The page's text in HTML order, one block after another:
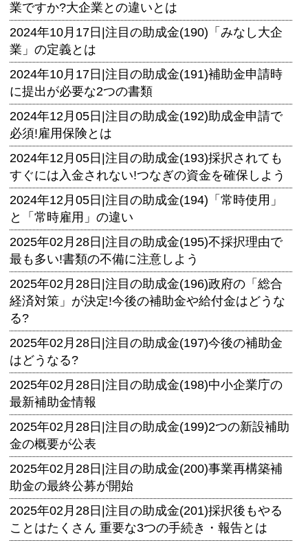
業ですか?大企業との違いとは
2024年10月17日| 注目の助成金(190)「みなし大企
業」の定義とは
2024年10月17日| 注目の助成金(191)補助金申請時
に提出が必要な2つの書類
2024年12月05日| 注目の助成金(192)助成金申請で
必須!雇用保険とは
2024年12月05日| 注目の助成金(193)採択されても
すぐには入金されない!つなぎの資金を確保しよう
2024年12月05日| 注目の助成金(194)「常時使用」
と「常時雇用」の違い
2025年02月28日| 注目の助成金(195)不採択理由で
最も多い!書類の不備に注意しよう
2025年02月28日| 注目の助成金(196)政府の「総合
経済対策」が決定!今後の補助金や給付金はどうな
る?
2025年02月28日| 注目の助成金(197)今後の補助金
はどうなる?
2025年02月28日| 注目の助成金(198)中小企業庁の
最新補助金情報
2025年02月28日| 注目の助成金(199)2つの新設補助
金の概要が公表
2025年02月28日| 注目の助成金(200)事業再構築補
助金の最終公募が開始
2025年02月28日| 注目の助成金(201)採択後もやる
ことはたくさん 重要な3つの手続き・報告とは